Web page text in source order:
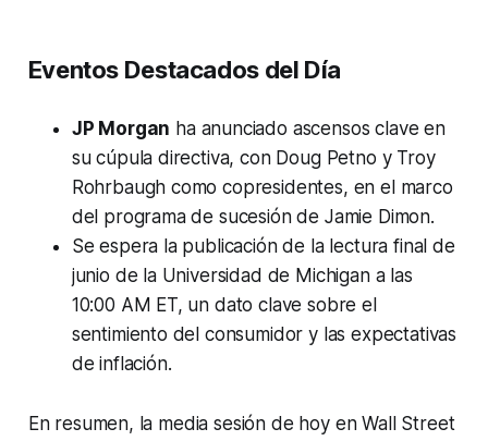
Eventos Destacados del Día
JP Morgan ha anunciado ascensos clave en
su cúpula directiva, con Doug Petno y Troy
Rohrbaugh como copresidentes, en el marco
del programa de sucesión de Jamie Dimon.
Se espera la publicación de la lectura final de
junio de la Universidad de Michigan a las
10:00 AM ET, un dato clave sobre el
sentimiento del consumidor y las expectativas
de inflación.
En resumen, la media sesión de hoy en Wall Street